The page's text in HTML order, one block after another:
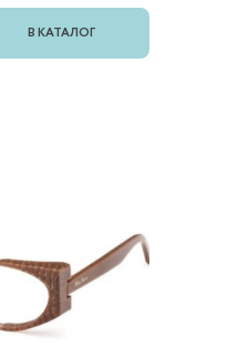
В КАТАЛОГ